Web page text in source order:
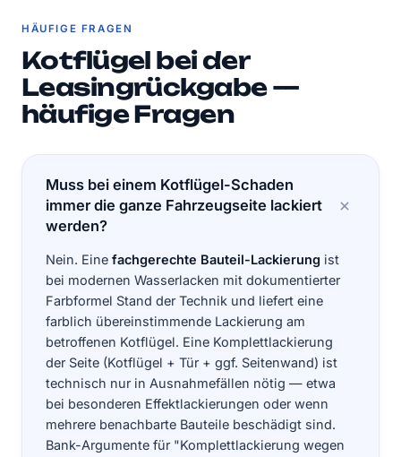
HÄUFIGE FRAGEN
Kotflügel bei der
Leasingrückgabe —
häufige Fragen
Muss bei einem Kotflügel-Schaden
immer die ganze Fahrzeugseite lackiert
werden?
Nein. Eine fachgerechte Bauteil-Lackierung ist
bei modernen Wasserlacken mit dokumentierter
Farbformel Stand der Technik und liefert eine
farblich übereinstimmende Lackierung am
betroffenen Kotflügel. Eine Komplettlackierung
der Seite (Kotflügel + Tür + ggf. Seitenwand) ist
technisch nur in Ausnahmefällen nötig — etwa
bei besonderen Effektlackierungen oder wenn
mehrere benachbarte Bauteile beschädigt sind.
Bank-Argumente für "Komplettlackierung wegen